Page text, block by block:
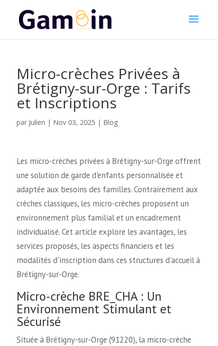
Micro-crèches Privées à
Brétigny-sur-Orge : Tarifs
et Inscriptions
par Julien | Nov 03, 2025 | Blog
Les micro-crèches privées à Brétigny-sur-Orge offrent
une solution de garde d'enfants personnalisée et
adaptée aux besoins des familles. Contrairement aux
crèches classiques, les micro-crèches proposent un
environnement plus familial et un encadrement
individualisé. Cet article explore les avantages, les
services proposés, les aspects financiers et les
modalités d'inscription dans ces structures d'accueil à
Brétigny-sur-Orge.
Micro-crèche BRE_CHA : Un
Environnement Stimulant et
Sécurisé
Située à Brétigny-sur-Orge (91220), la micro-crèche